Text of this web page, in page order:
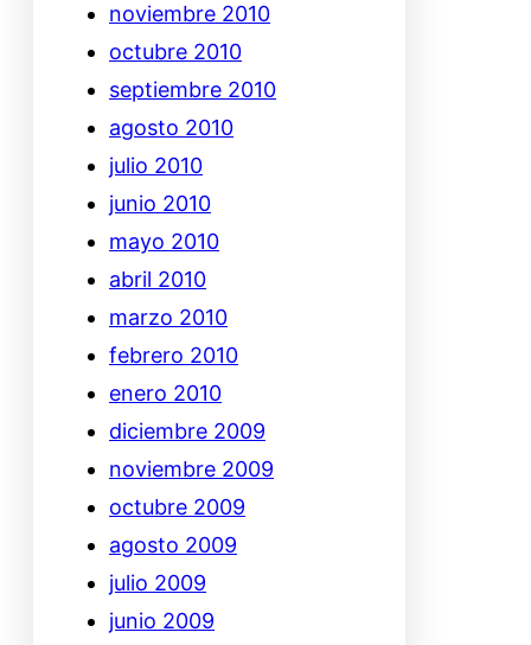
noviembre 2010
octubre 2010
septiembre 2010
agosto 2010
julio 2010
junio 2010
mayo 2010
abril 2010
marzo 2010
febrero 2010
enero 2010
diciembre 2009
noviembre 2009
octubre 2009
agosto 2009
julio 2009
junio 2009